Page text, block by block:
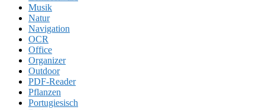
Musik
Natur
Navigation
OCR
Office
Organizer
Outdoor
PDF-Reader
Pflanzen
Portugiesisch